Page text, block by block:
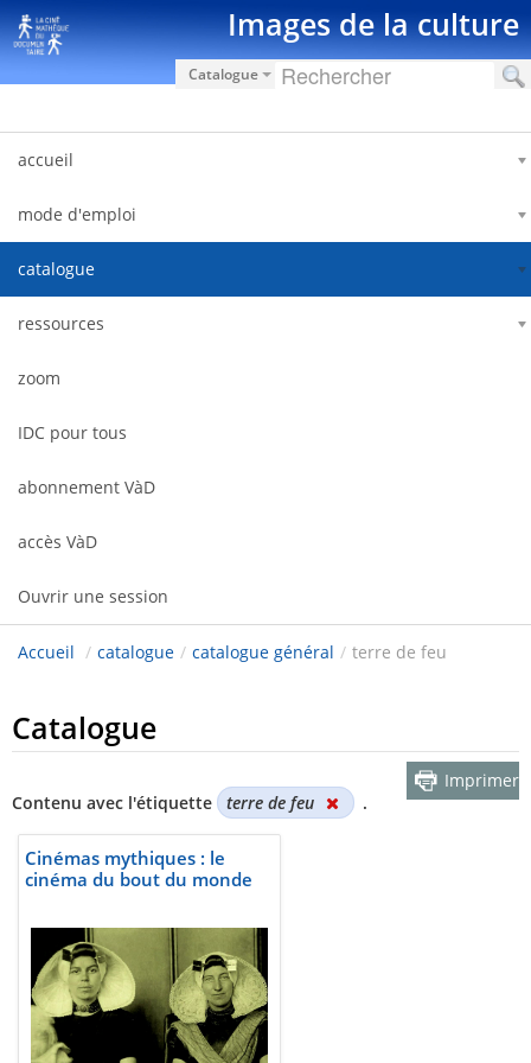
Saut au contenu Images de la culture
Catalogue
accueil
mode d'emploi
catalogue
ressources
zoom
IDC pour tous
abonnement VàD
accès VàD
Ouvrir une session
Accueil / catalogue / catalogue général / terre de feu
Catalogue
Contenu avec l'étiquette terre de feu .
Imprimer
Cinémas mythiques : le
cinéma du bout du monde